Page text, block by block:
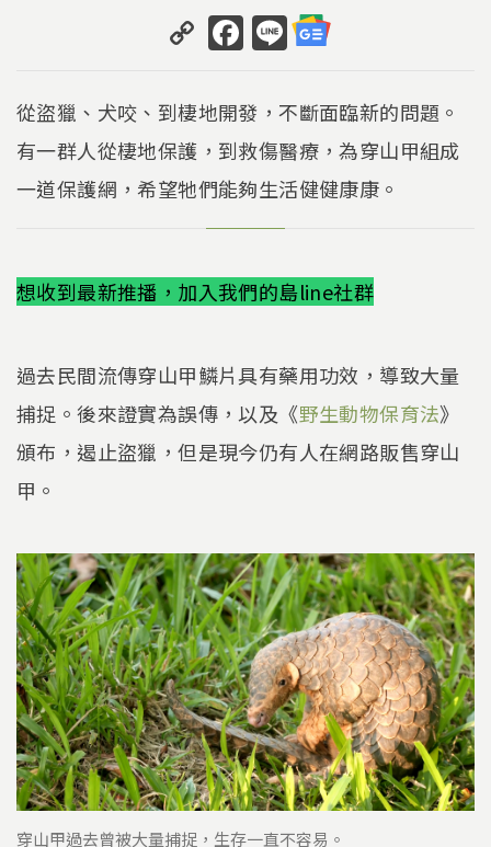
C
o
p
y
Li
n
k
F
a
c
e
b
o
o
k
Li
n
e
從盜獵、犬咬、到棲地開發，不斷面臨新的問題。
有一群人從棲地保護，到救傷醫療，為穿山甲組成
一道保護網，希望牠們能夠生活健健康康。
想收到最新推播，加入我們的島line社群
過去民間流傳穿山甲鱗片具有藥用功效，導致大量
捕捉。後來證實為誤傳，以及《野生動物保育法》
頒布，遏止盜獵，但是現今仍有人在網路販售穿山
甲。
穿山甲過去曾被大量捕捉，生存一直不容易。